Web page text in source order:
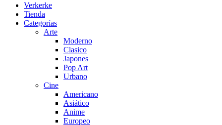
Verkerke
Tienda
Categorías
Arte
Moderno
Clasico
Japones
Pop Art
Urbano
Cine
Americano
Asiático
Anime
Europeo